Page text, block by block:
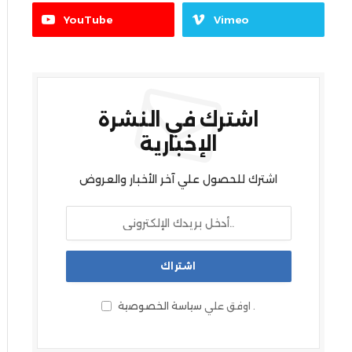
YouTube Vimeo
اشترك في النشرة
الإخبارية
اشترك للحصول علي آخر الأخبار والعروض
اوفق علي سياسة الخصوصية .